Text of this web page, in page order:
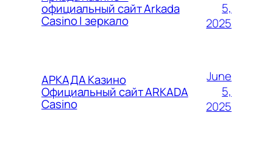
официальный сайт Arkada
Casino | зеркало
5,
2025
АРКАДА Казино
Официальный сайт ARKADA
Casino
June
5,
2025